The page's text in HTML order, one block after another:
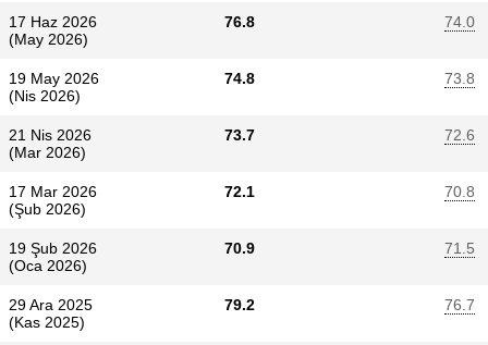
17 Haz 2026
(May 2026)
76.8 74.0
19 May 2026
(Nis 2026)
74.8 73.8
21 Nis 2026
(Mar 2026)
73.7 72.6
17 Mar 2026
(Şub 2026)
72.1 70.8
19 Şub 2026
(Oca 2026)
70.9 71.5
29 Ara 2025
(Kas 2025)
79.2 76.7